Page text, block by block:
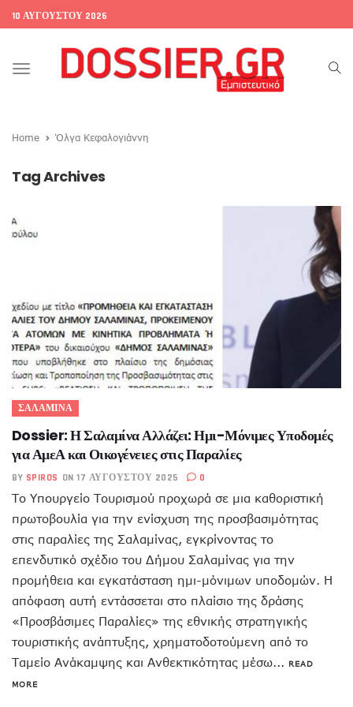
10 ΑΥΓΟΎΣΤΟΥ 2026
Toggle
Home Όλγα Κεφαλογιάννη
Tag Archives
ΣΑΛΑΜΙΝΑ
Dossier: Η Σαλαμίνα Αλλάζει: Ημι-Μόνιμες Υποδομές
για ΑμεΑ και Οικογένειες στις Παραλίες
BY SPIROS ON 17 ΑΥΓΟΎΣΤΟΥ 2025 0
Το Υπουργείο Τουρισμού προχωρά σε μια καθοριστική
πρωτοβουλία για την ενίσχυση της προσβασιμότητας
στις παραλίες της Σαλαμίνας, εγκρίνοντας το
επενδυτικό σχέδιο του Δήμου Σαλαμίνας για την
προμήθεια και εγκατάσταση ημι-μόνιμων υποδομών. Η
απόφαση αυτή εντάσσεται στο πλαίσιο της δράσης
«Προσβάσιμες Παραλίες» της εθνικής στρατηγικής
τουριστικής ανάπτυξης, χρηματοδοτούμενη από το
Ταμείο Ανάκαμψης και Ανθεκτικότητας μέσω... READ
MORE